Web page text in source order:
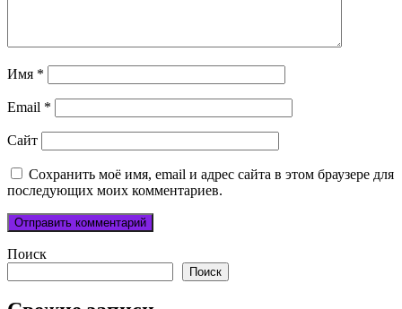
Имя *
Email *
Сайт
Сохранить моё имя, email и адрес сайта в этом браузере для
последующих моих комментариев.
Поиск
Поиск